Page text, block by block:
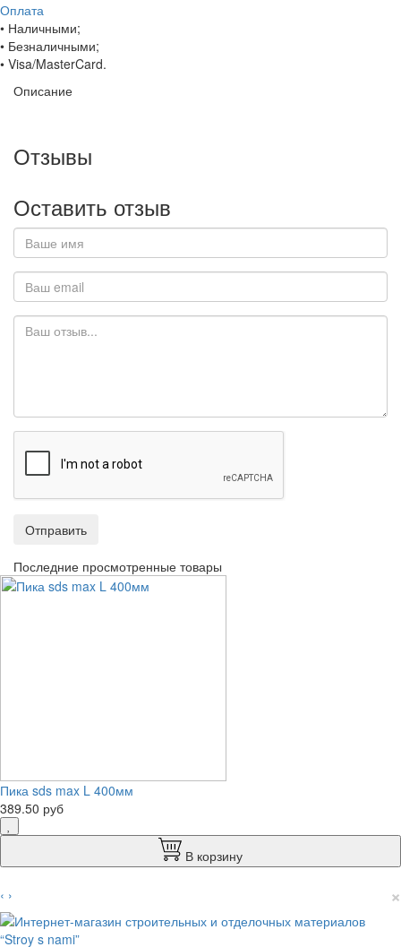
Оплата
• Наличными;
• Безналичными;
• Visa/MasterCard.
Описание
Отзывы
Оставить отзыв
Отправить
Последние просмотренные товары
Пика sds max L 400мм
389.50 руб
В корзину
‹ › ×